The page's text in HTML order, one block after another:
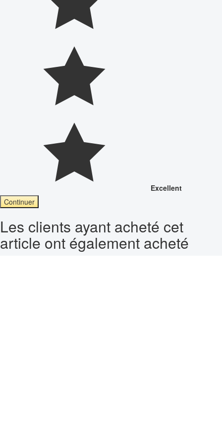
Excellent
Continuer
Les clients ayant acheté cet
article ont également acheté